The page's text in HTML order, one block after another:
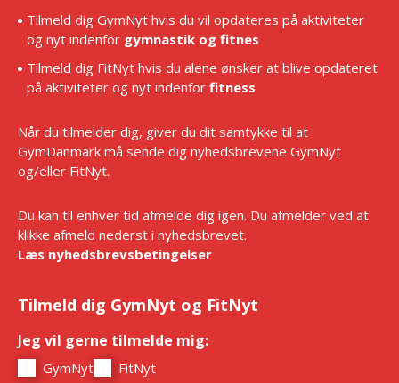
Tilmeld dig GymNyt hvis du vil opdateres på aktiviteter
og nyt indenfor gymnastik og fitnes
Tilmeld dig FitNyt hvis du alene ønsker at blive opdateret
på aktiviteter og nyt indenfor fitness
Når du tilmelder dig, giver du dit samtykke til at
GymDanmark må sende dig nyhedsbrevene GymNyt
og/eller FitNyt.
Du kan til enhver tid afmelde dig igen. Du afmelder ved at
klikke afmeld nederst i nyhedsbrevet.
Læs nyhedsbrevsbetingelser
Tilmeld dig GymNyt og FitNyt
Jeg vil gerne tilmelde mig:
GymNyt FitNyt